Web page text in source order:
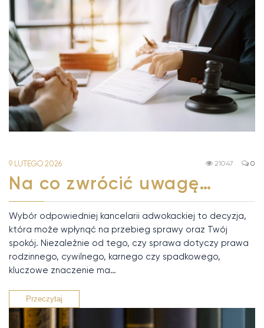
9 LUTEGO 2026 0
21047
Na co zwrócić uwagę…
Wybór odpowiedniej kancelarii adwokackiej to decyzja,
która może wpłynąć na przebieg sprawy oraz Twój
spokój. Niezależnie od tego, czy sprawa dotyczy prawa
rodzinnego, cywilnego, karnego czy spadkowego,
kluczowe znaczenie ma…
Przeczytaj